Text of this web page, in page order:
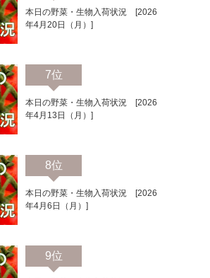
本日の野菜・生物入荷状況 [2026
年4月20日（月）]
7位
本日の野菜・生物入荷状況 [2026
年4月13日（月）]
8位
本日の野菜・生物入荷状況 [2026
年4月6日（月）]
9位